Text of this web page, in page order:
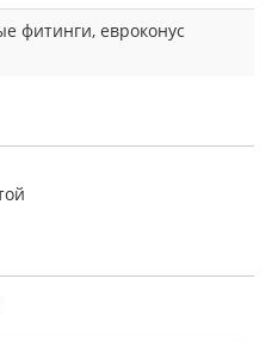
фитинги, евроконус